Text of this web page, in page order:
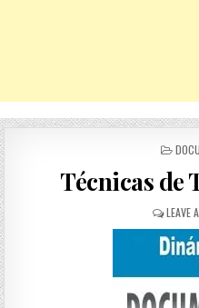
Técnicas de
LEAVE